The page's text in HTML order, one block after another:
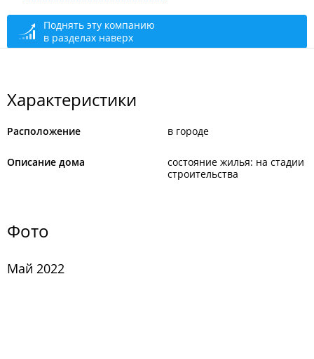
Поднять эту компанию
в разделах наверх
Характеристики
Расположение в городе
Описание дома
состояние жилья: на стадии
строительства
Фото
Май 2022